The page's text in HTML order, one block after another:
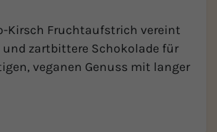
Kirsch Fruchtaufstrich vereint
zartbittere Schokolade für
veganen Genuss mit langer